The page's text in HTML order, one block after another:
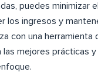
puedes minimizar
los ingresos y
con una herramienta
las mejores prácticas